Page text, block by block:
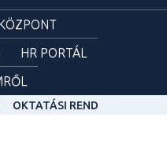
HR PORTÁL
OKTATÁSI REND